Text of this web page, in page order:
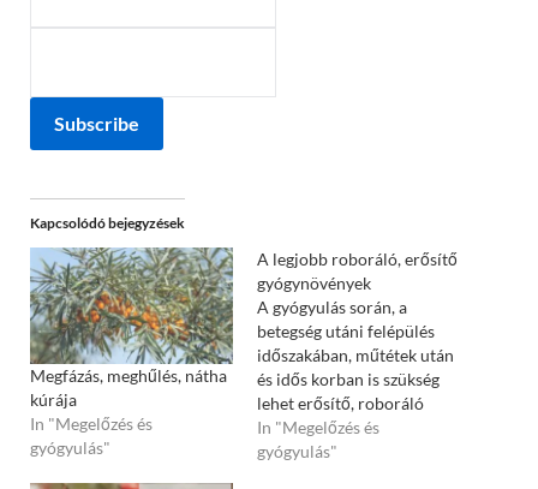
Subscribe
Kapcsolódó bejegyzések
Megfázás, meghűlés, nátha
kúrája
In "Megelőzés és
gyógyulás"
A legjobb roboráló, erősítő
gyógynövények
A gyógyulás során, a
betegség utáni felépülés
időszakában, műtétek után
és idős korban is szükség
lehet erősítő, roboráló
étrendre, melyet nagyon jól
kiegészíthetünk ilyen
In "Megelőzés és
gyógyulás"